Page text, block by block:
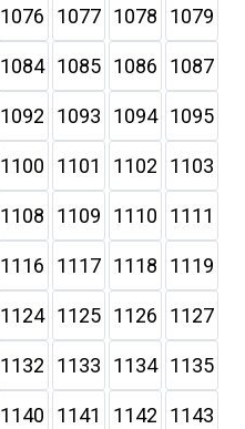
1076 1077 1078 1079
1084 1085 1086 1087
1092 1093 1094 1095
1100 1101 1102 1103
1108 1109 1110 1111
1116 1117 1118 1119
1124 1125 1126 1127
1132 1133 1134 1135
1140 1141 1142 1143